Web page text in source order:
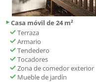
Casa móvil de 24 m²
Terraza
Armario
Tendedero
Tocadores
Zona de comedor exterior
Mueble de jardín